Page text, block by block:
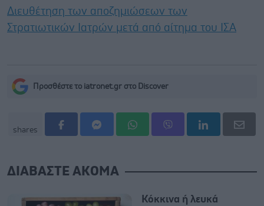
Διευθέτηση των αποζημιώσεων των
Στρατιωτικών Ιατρών μετά από αίτημα του ΙΣΑ
Προσθέστε το iatronet.gr στο Discover
shares
ΔΙΑΒΑΣΤΕ ΑΚΟΜΑ
Κόκκινα ή λευκά